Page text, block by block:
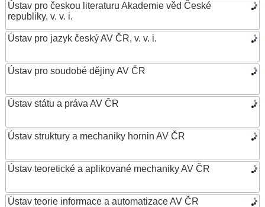
Ústav pro českou literaturu Akademie věd České
republiky, v. v. i.
Ústav pro jazyk český AV ČR, v. v. i.
Ústav pro soudobé dějiny AV ČR
Ústav státu a práva AV ČR
Ústav struktury a mechaniky hornin AV ČR
Ústav teoretické a aplikované mechaniky AV ČR
Ústav teorie informace a automatizace AV ČR